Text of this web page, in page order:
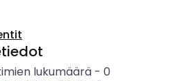
lukumäärä- 0